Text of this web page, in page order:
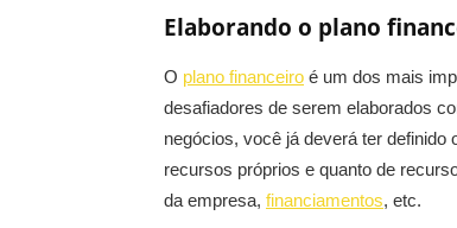
Elaborando o plano
O plano financeiro é um dos mais
desafiadores de serem elaborados
negócios, você já deverá ter definido
recursos próprios e quanto de
da empresa, financiamentos, etc.